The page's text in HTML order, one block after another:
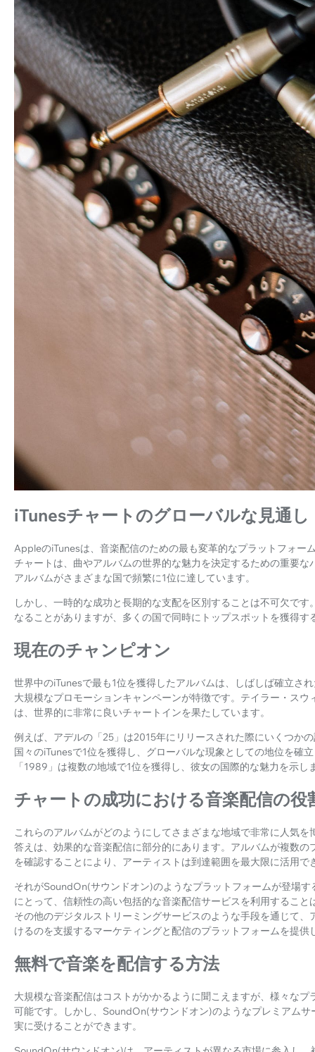
iTunesチャートのグローバルな見通し
AppleのiTunesは、音楽配信のための最も変革的なプラットフォー
チャートは、曲やアルバムの世界的な魅力を決定するための重要
アルバムがさまざまな国で頻繁に1位に達しています。
しかし、一時的な成功と長期的な支配を区別することは不可欠で
なることがありますが、多くの国で同時にトップスポットを獲得す
現在のチャンピオン
世界中のiTunesで最も1位を獲得したアルバムは、しばしば確立さ
大規模なプロモーションキャンペーンが特徴です。テイラー・ス
は、世界的に非常に良いチャートインを果たしています。
例えば、アデルの「25」は2015年にリリースされた際にいくつか
国々のiTunesで1位を獲得し、グローバルな現象としての地位を確
「1989」は複数の地域で1位を獲得し、彼女の国際的な魅力を示し
チャートの成功における音楽配信の役
これらのアルバムがどのようにしてさまざまな地域で非常に人気
答えは、効果的な音楽配信に部分的にあります。アルバムが複数
を確認することにより、アーティストは到達範囲を最大限に活用で
それがSoundOn(サウンドオン)のようなプラットフォームが登場
にとって、信頼性の高い包括的な音楽配信サービスを利用するこ
その他のデジタルストリーミングサービスのような手段を通じて
けるのを支援するマーケティングと配信のプラットフォームを提供
無料で音楽を配信する方法
大規模な音楽配信はコストがかかるように聞こえますが、様々な
可能です。しかし、SoundOn(サウンドオン)のようなプレミアム
実に受けることができます。